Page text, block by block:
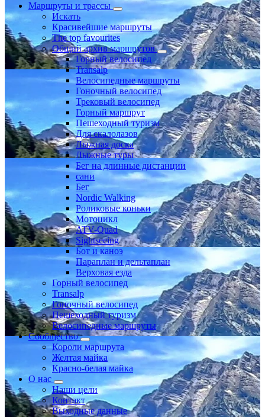
Маршруты и трассы
Искать
Красивейшие маршруты
The top favourites
Общий архив маршрутов
Горный велосипед
Transalp
Велосипедные маршруты
Гоночный велосипед
Трековый велосипед
Горный маршрут
Пешеходный туризм
Для скалолазов
Лыжная доска
Лыжные туры
Бег на длинные дистанции
сани
Бег
Nordic Walking
Роликовые коньки
Мотоцикл
ATV-Quad
Sightseeing
Бот и каноэ
Параплан и дельтаплан
Верховая езда
Горный велосипед
Transalp
Гоночный велосипед
Пешеходный туризм
Велосипедные маршруты
Сообщество
Короли маршрута
Желтая майка
Красно-белая майка
О нас
Наши цели
Контакт
Выходные данные